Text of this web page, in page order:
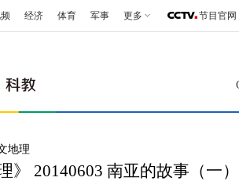
经济 体育 军事 更多 节目官网
地理
》 20140603 南亚的故事（一